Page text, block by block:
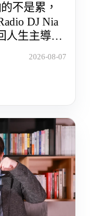
不是累，
DJ Nia
人生主導權
2026-08-07